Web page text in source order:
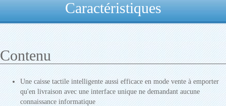
Caractéristiques
Contenu
Une caisse tactile intelligente aussi efficace en mode vente à emporter
qu'en livraison avec une interface unique ne demandant aucune
connaissance informatique